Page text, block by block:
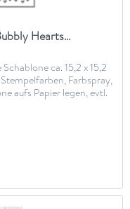
Hearts...
ca. 15,2 x 15,2
Farbspray,
aufs Papier legen, evtl.